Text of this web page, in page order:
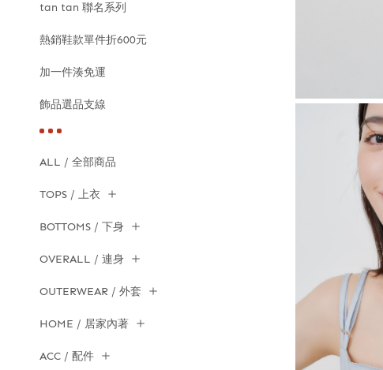
tan tan 聯名系列
熱銷鞋款單件折600元
加一件湊免運
飾品選品支線
ALL / 全部商品
TOPS / 上衣
BOTTOMS / 下身
OVERALL / 連身
OUTERWEAR / 外套
HOME / 居家內著
ACC / 配件